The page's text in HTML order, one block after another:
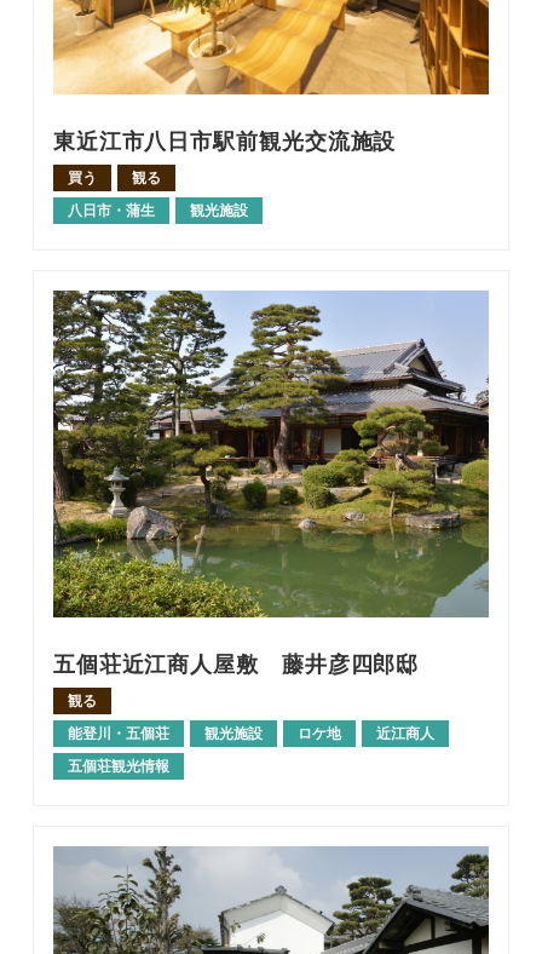
東近江市八日市駅前観光交流施設
買う
観る
八日市・蒲生
観光施設
五個荘近江商人屋敷 藤井彦四郎邸
観る
能登川・五個荘
観光施設 ロケ地
近江商人
五個荘観光情報